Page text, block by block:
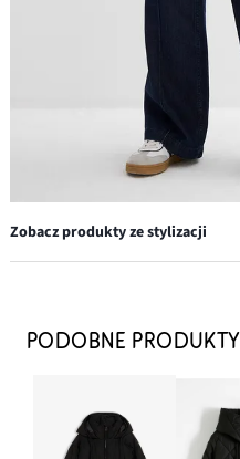
Zobacz produkty ze stylizacji
109,99 zł
Opaska na czoło
42,99 zł -10%
PODOBNE PRODUKTY